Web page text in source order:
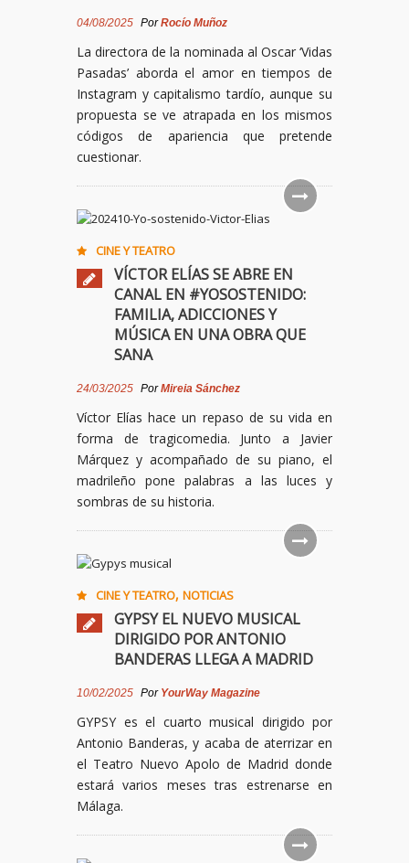
04/08/2025 PorRocío Muñoz
La directora de la nominada al Oscar ‘Vidas
Pasadas’ aborda el amor en tiempos de
Instagram y capitalismo tardío, aunque su
propuesta se ve atrapada en los mismos
códigos de apariencia que pretende
cuestionar.
CINE Y TEATRO
VÍCTOR ELÍAS SE ABRE EN
CANAL EN #YOSOSTENIDO:
FAMILIA, ADICCIONES Y
MÚSICA EN UNA OBRA QUE
SANA
24/03/2025 PorMireia Sánchez
Víctor Elías hace un repaso de su vida en
forma de tragicomedia. Junto a Javier
Márquez y acompañado de su piano, el
madrileño pone palabras a las luces y
sombras de su historia.
CINE Y TEATRO, NOTICIAS
GYPSY EL NUEVO MUSICAL
DIRIGIDO POR ANTONIO
BANDERAS LLEGA A MADRID
10/02/2025 Por YourWay Magazine
GYPSY es el cuarto musical dirigido por
Antonio Banderas, y acaba de aterrizar en
el Teatro Nuevo Apolo de Madrid donde
estará varios meses tras estrenarse en
Málaga.